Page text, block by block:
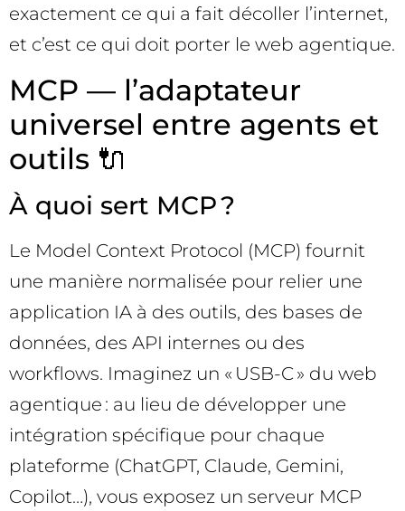
exactement ce qui a fait décoller l’internet,
et c’est ce qui doit porter le web agentique.
MCP — l’adaptateur
universel entre agents et
outils 🔌
À quoi sert MCP ?
Le Model Context Protocol (MCP) fournit
une manière normalisée pour relier une
application IA à des outils, des bases de
données, des API internes ou des
workflows. Imaginez un « USB-C » du web
agentique : au lieu de développer une
intégration spécifique pour chaque
plateforme (ChatGPT, Claude, Gemini,
Copilot…), vous exposez un serveur MCP